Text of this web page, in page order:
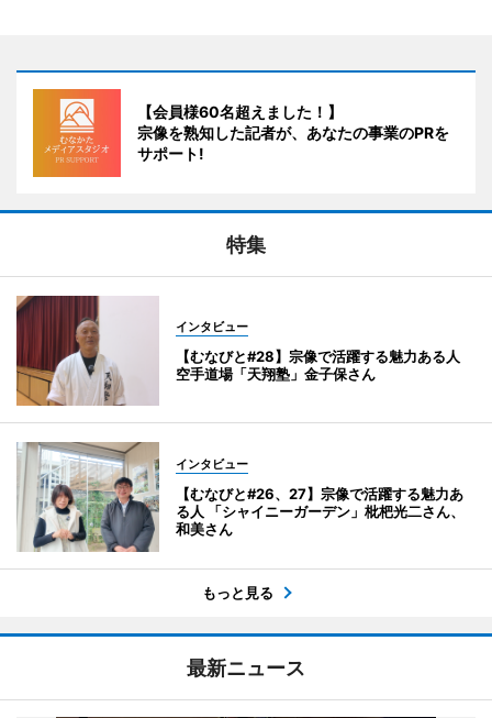
【会員様60名超えました！】
宗像を熟知した記者が、あなたの事業のPRを
サポート!
特集
インタビュー
【むなびと#28】宗像で活躍する魅力ある人
空手道場「天翔塾」金子保さん
インタビュー
【むなびと#26、27】宗像で活躍する魅力あ
る人 「シャイニーガーデン」枇杷光二さん、
和美さん
もっと見る
最新ニュース